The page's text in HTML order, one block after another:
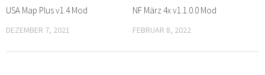
USA Map Plus v1.4 Mod
DEZEMBER 7, 2021
NF März 4x v1.1.0.0 Mod
FEBRUAR 8, 2022